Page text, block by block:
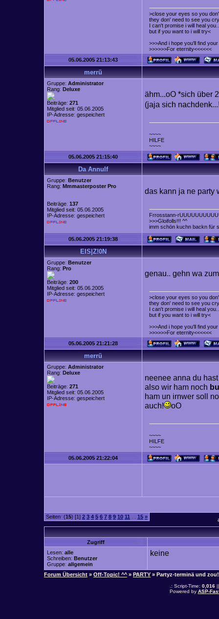
>close your eyes so you
they don' need to see you
I can't promise i will heal you..
but if you want to i will try<
>>>And i hope you'll find
>>>>>>For eternity<<<<<<
05.06.2005 21:13:43
merrü
Gruppe: Administrator
Rang: Deluxe
Beiträge: 271
Mitglied seit: 05.06.2005
IP-Adresse: gespeichert
ähm...oO *sich über
(jaja sich
~~~~
HILFE
~~~~
05.06.2005 21:15:40
Da Annulf
Gruppe: Benutzer
Rang: Mmmasterposter Pro
Beiträge: 137
Mitglied seit: 05.06.2005
IP-Adresse: gespeichert
das kann ja ne party
Frrosstann-
>>>Gloifolls!!! ^^
imm schön kuchn backn für
05.06.2005 21:19:38
EIS|Z!0N
Gruppe: Benutzer
Rang: Pro
Beiträge: 200
Mitglied seit: 05.06.2005
IP-Adresse: gespeichert
genau.. gehn wa
>close your eyes so you
they don' need to see you
I can't promise i will heal you..
but if you want to i will try<
>>>And i hope you'll find
>>>>>>For eternity<<<<<<
05.06.2005 21:21:28
merrü
Gruppe: Administrator
Rang: Deluxe
Beiträge: 271
Mitglied seit: 05.06.2005
IP-Adresse: gespeichert
neenee anna du
also wir ham noch
ham un irnwer soll
auch!
oO
~~~~
HILFE
~~~~
05.06.2005 21:22:04
Seiten: (15) [1] 2 3 4 5 6 7 8 9 10 11 15 »
Zugriff
Lesen: alle
Schreiben: Benutzer
Gruppe: allgemein
keine
Forum Übersicht » Off-Topic! ^^ » PARTY » Partyz-terminä und zou!
.: Script-Time: 0,016||
Powered by ASP-